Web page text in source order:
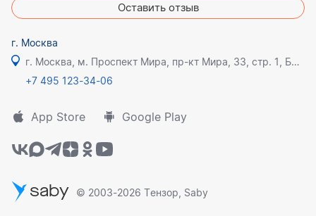
Оставить отзыв
г. Москва
г. Москва, м. Проспект Мира, пр-кт Мира, 33, стр. 1, БЦ Олимпик плаза
+7 495 123-34-06
App Store Google Play
saby © 2003-2026 Тензор, Saby